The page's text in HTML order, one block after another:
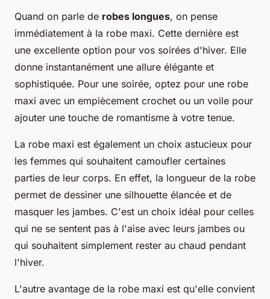
Quand on parle de robes longues, on pense
immédiatement à la robe maxi. Cette dernière est
une excellente option pour vos soirées d'hiver. Elle
donne instantanément une allure élégante et
sophistiquée. Pour une soirée, optez pour une robe
maxi avec un empiècement crochet ou un voile pour
ajouter une touche de romantisme à votre tenue.
La robe maxi est également un choix astucieux pour
les femmes qui souhaitent camoufler certaines
parties de leur corps. En effet, la longueur de la robe
permet de dessiner une silhouette élancée et de
masquer les jambes. C'est un choix idéal pour celles
qui ne se sentent pas à l'aise avec leurs jambes ou
qui souhaitent simplement rester au chaud pendant
l'hiver.
L'autre avantage de la robe maxi est qu'elle convient